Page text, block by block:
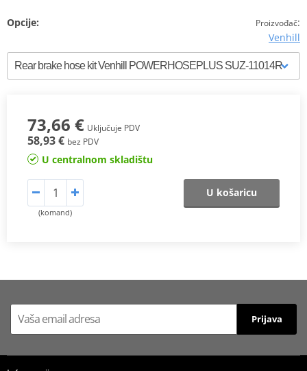
Proizvođač:
Venhill
Opcije:
73,66 € Uključuje PDV
58,93 € bez PDV
U centralnom skladištu
(komand)
U košaricu
Prijava